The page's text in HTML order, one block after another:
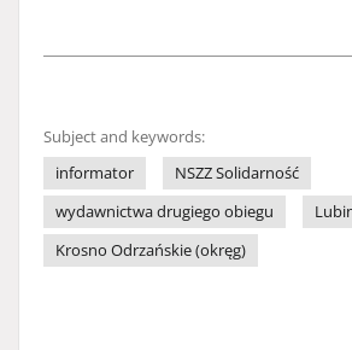
Subject and keywords:
informator
NSZZ Solidarność
wydawnictwa drugiego obiegu
Krosno Odrzańskie (okręg)